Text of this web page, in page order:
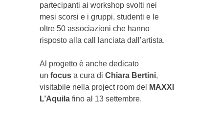
partecipanti ai workshop svolti nei
mesi scorsi e i gruppi, studenti e le
oltre 50 associazioni che hanno
risposto alla call lanciata dall’artista.
Al progetto è anche dedicato
un focus a cura di Chiara Bertini,
visitabile nella project room del
MAXXI
L’Aquilafino al 13 settembre.